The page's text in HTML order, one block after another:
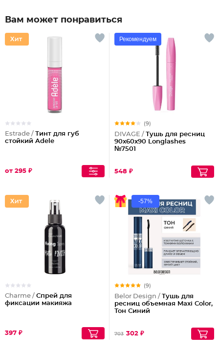
Вам может понравиться
Estrade / Тинт для губ
стойкий Adele
от 295 ₽
Рекомендуем
(9)
DIVAGE / Тушь для ресниц
90x60x90 Longlashes
№7501
548 ₽
Charme / Спрей для
фиксации макияжа
397 ₽
-57%
(9)
Belor Design / Тушь для
ресниц объемная Maxi Color,
Тон Синий
703 302 ₽